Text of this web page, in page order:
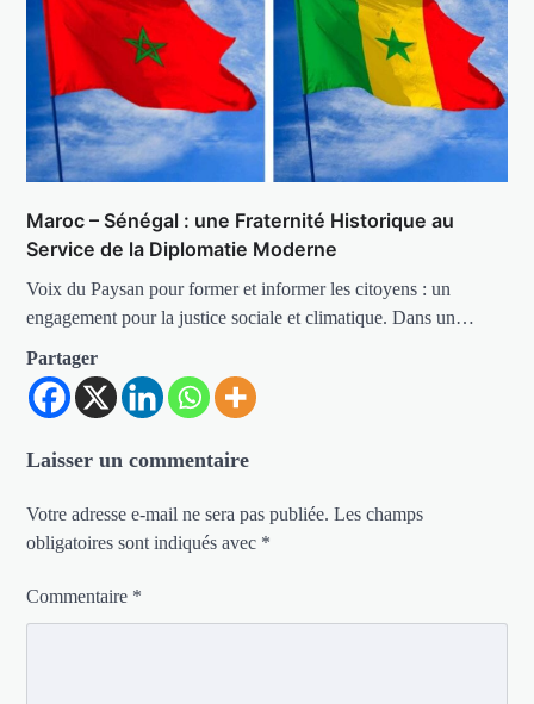
Maroc – Sénégal : une Fraternité Historique au
Service de la Diplomatie Moderne
Voix du Paysan pour former et informer les citoyens : un
engagement pour la justice sociale et climatique. Dans un…
Partager
Laisser un commentaire
Votre adresse e-mail ne sera pas publiée. Les champs
obligatoires sont indiqués avec *
Commentaire *